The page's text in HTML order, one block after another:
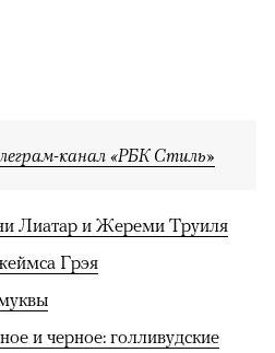
канал «РБК Стиль»
Лиатар и Жереми Труиля
Грэя
и черное: голливудские